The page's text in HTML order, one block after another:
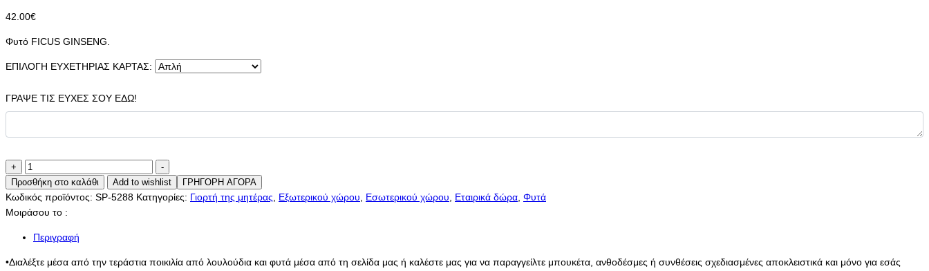
42.00€
Φυτό FICUS GINSENG.
ΕΠΙΛΟΓΗ ΕΥΧΕΤΗΡΙΑΣ ΚΑΡΤΑΣ:
ΓΡΑΨΕ ΤΙΣ ΕΥΧΕΣ ΣΟΥ ΕΔΩ!
+
Ficus
Ginseng
ποσότητα
-
Προσθήκη στο καλάθι
Add to wishlist ΓΡΗΓΟΡΗ ΑΓΟΡΑ
Κωδικός προϊόντος: SP-5288 Κατηγορίες: Γιορτή της μητέρας, Εξωτερικού χώρου, Εσωτερικού χώρου, Εταιρικά δώρα, Φυτά
Μοιράσου το :
Περιγραφή
•Διαλέξτε μέσα από την τεράστια ποικιλία από λουλούδια και φυτά μέσα από τη σελίδα μας ή καλέστε μας για να παραγγείλτε μπουκέτα, ανθοδέσμες ή συνθέσεις σχεδιασμένες αποκλειστικά και μόνο για εσάς